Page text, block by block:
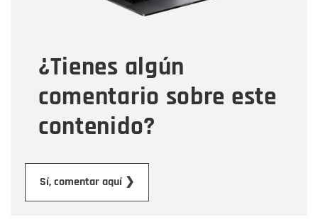
¿Tienes algún
comentario sobre este
contenido?
Sí, comentar aquí ❯
Tipo de comentario
Mensaje